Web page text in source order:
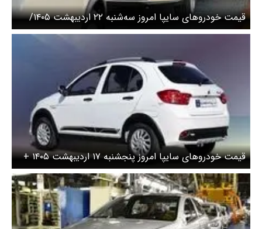
قیمت خودرو‌های سایپا امروز سه‌شنبه ۲۲ اردیبهشت ۱۴۰۵/
قیمت اطلس امروز چند؟ + جدول
قیمت خودرو‌های سایپا امروز پنجشنبه ۱۷ اردیبهشت ۱۴۰۵ +
جدول